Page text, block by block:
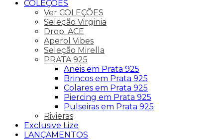
COLEÇÕES
Ver COLEÇÕES
Seleção Virginia
Drop. ACE
Aperol Vibes
Seleção Mirella
PRATA 925
Aneis em Prata 925
Brincos em Prata 925
Colares em Prata 925
Piercing em Prata 925
Pulseiras em Prata 925
Rivieras
Exclusive Lize
LANÇAMENTOS